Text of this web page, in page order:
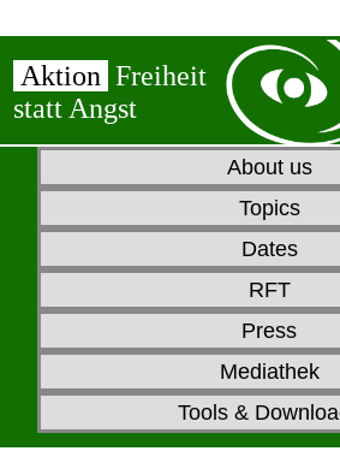
Aktion Freiheit
statt Angst
About us
Topics
Dates
RFT
Press
Mediathek
Tools &